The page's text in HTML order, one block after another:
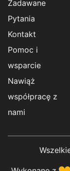
Zadawane
Pytania
Kontakt
Pomoc i
wsparcie
Nawiąż
współpracę z
nami